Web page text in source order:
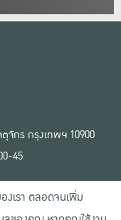
จักร กรุงเทพฯ 10900
45
งเรา ตลอดจนเพิ่ม